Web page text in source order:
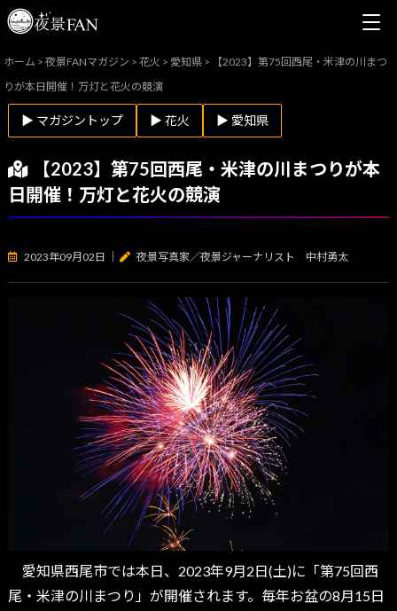
ホーム >夜景FANマガジン >花火 > 愛知県 >
【2023】第75回西尾・米津の川まつ
りが本日開催！万灯と花火の競演
▶ マガジントップ ▶ 花火 ▶ 愛知県
【2023】第75回西尾・米津の川まつりが本
日開催！万灯と花火の競演
2023年09月02日 夜景写真家／夜景ジャーナリスト 中村勇太
愛知県西尾市では本日、2023年9月2日(土)に「第75回西
尾・米津の川まつり」が開催されます。毎年お盆の8月15日